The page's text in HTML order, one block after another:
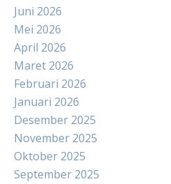
Juni 2026
Mei 2026
April 2026
Maret 2026
Februari 2026
Januari 2026
Desember 2025
November 2025
Oktober 2025
September 2025